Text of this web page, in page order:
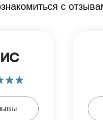
с